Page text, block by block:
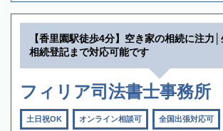
【香里園駅徒歩4分】空き家の相続に注力
相続登記まで対応可能です
フィリア司法書士事務所
土日祝OK オンライン相談可 全国出張対応可